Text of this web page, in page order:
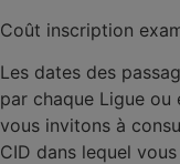
Coût inscription
Les dates des
par chaque Ligue ou
vous invitons à
CID dans lequel